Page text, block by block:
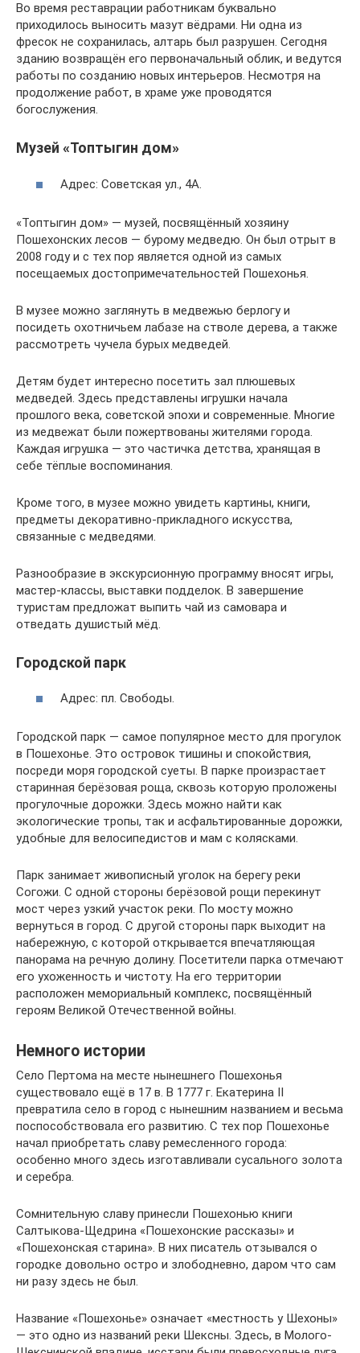
Во время реставрации работникам буквально
приходилось выносить мазут вёдрами. Ни одна из
фресок не сохранилась, алтарь был разрушен. Сегодня
зданию возвращён его первоначальный облик, и ведутся
работы по созданию новых интерьеров. Несмотря на
продолжение работ, в храме уже проводятся
богослужения.
Музей «Топтыгин дом»
Адрес: Советская ул., 4А.
«Топтыгин дом» — музей, посвящённый хозяину
Пошехонских лесов — бурому медведю. Он был отрыт в
2008 году и с тех пор является одной из самых
посещаемых достопримечательностей Пошехонья.
В музее можно заглянуть в медвежью берлогу и
посидеть охотничьем лабазе на стволе дерева, а также
рассмотреть чучела бурых медведей.
Детям будет интересно посетить зал плюшевых
медведей. Здесь представлены игрушки начала
прошлого века, советской эпохи и современные. Многие
из медвежат были пожертвованы жителями города.
Каждая игрушка — это частичка детства, хранящая в
себе тёплые воспоминания.
Кроме того, в музее можно увидеть картины, книги,
предметы декоративно-прикладного искусства,
связанные с медведями.
Разнообразие в экскурсионную программу вносят игры,
мастер-классы, выставки подделок. В завершение
туристам предложат выпить чай из самовара и
отведать душистый мёд.
Городской парк
Адрес: пл. Свободы.
Городской парк — самое популярное место для прогулок
в Пошехонье. Это островок тишины и спокойствия,
посреди моря городской суеты. В парке произрастает
старинная берёзовая роща, сквозь которую проложены
прогулочные дорожки. Здесь можно найти как
экологические тропы, так и асфальтированные дорожки,
удобные для велосипедистов и мам с колясками.
Парк занимает живописный уголок на берегу реки
Согожи. С одной стороны берёзовой рощи перекинут
мост через узкий участок реки. По мосту можно
вернуться в город. С другой стороны парк выходит на
набережную, с которой открывается впечатляющая
панорама на речную долину. Посетители парка отмечают
его ухоженность и чистоту. На его территории
расположен мемориальный комплекс, посвящённый
героям Великой Отечественной войны.
Немного истории
Село Пертома на месте нынешнего Пошехонья
существовало ещё в 17 в. В 1777 г. Екатерина II
превратила село в город с нынешним названием и весьма
поспособствовала его развитию. С тех пор Пошехонье
начал приобретать славу ремесленного города:
особенно много здесь изготавливали сусального золота
и серебра.
Сомнительную славу принесли Пошехонью книги
Салтыкова-Щедрина «Пошехонские рассказы» и
«Пошехонская старина». В них писатель отзывался о
городке довольно остро и злободневно, даром что сам
ни разу здесь не был.
Название «Пошехонье» означает «местность у Шехоны»
— это одно из названий реки Шексны. Здесь, в Молого-